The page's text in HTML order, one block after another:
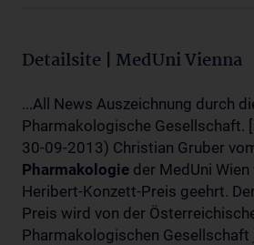
Detailsite | MedUni Vienna
...All News Auszeichnung durch
Pharmakologische Gesellschaft.
30-09-2013) Christian Gruber
Pharmakologie der MedUni
Heribert-Konzett-Preis geehrt.
Preis wird von der
Pharmakologischen Gesellschaft